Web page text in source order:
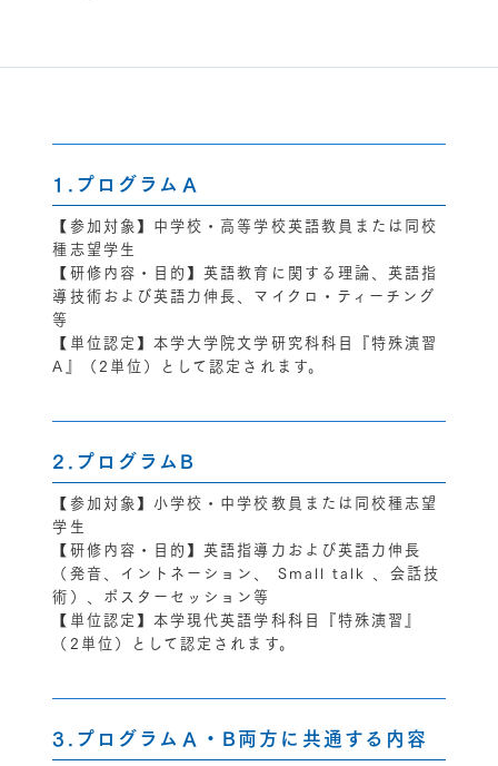
1.プログラムＡ
【参加対象】中学校・高等学校英語教員または同校
種志望学生
【研修内容・目的】英語教育に関する理論、英語指
導技術および英語力伸長、マイクロ・ティーチング
等
【単位認定】本学大学院文学研究科科目『特殊演習
A』（2単位）として認定されます。
2.プログラムB
【参加対象】小学校・中学校教員または同校種志望
学生
【研修内容・目的】英語指導力および英語力伸長
（発音、イントネーション、 Small talk 、会話技
術）、ポスターセッション等
【単位認定】本学現代英語学科科目『特殊演習』
（2単位）として認定されます。
3.プログラムＡ・B両方に共通する内容